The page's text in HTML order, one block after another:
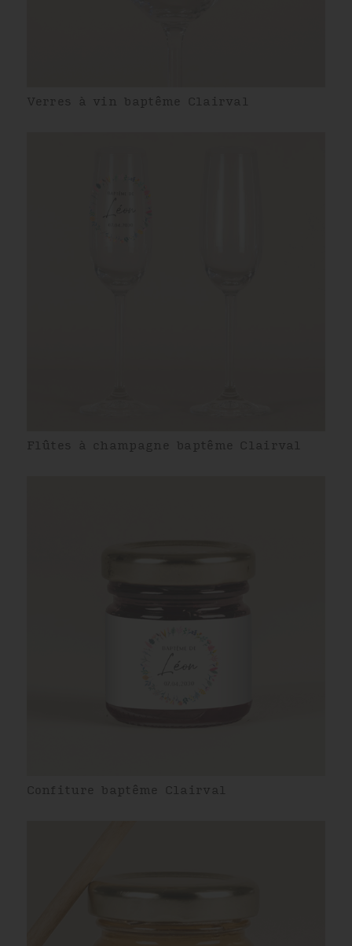
Verres à vin baptême Clairval
Flûtes à champagne baptême Clairval
Confiture baptême Clairval